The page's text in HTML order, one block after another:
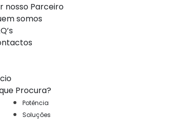
nosso Parceiro
somos
Procura?
Potência
Soluções